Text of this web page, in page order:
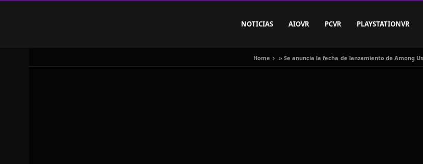
NOTICIAS AIOVR PCVR PLAYSTATIONVR
Home »Se anuncia la fecha de lanzamiento de Among Us